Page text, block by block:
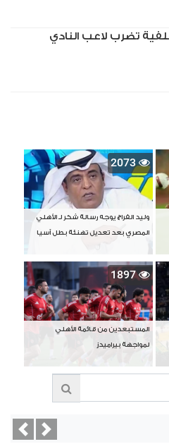
تضرب لاعب النادي
2073
وليد الفراج يوجه رسالة شكر لـ الأهلي
المصري بعد تعديل تهنئة بطل آسيا
1897
المستبعدين من قائمة الأهلي
لمواجهة بيراميدز
Next